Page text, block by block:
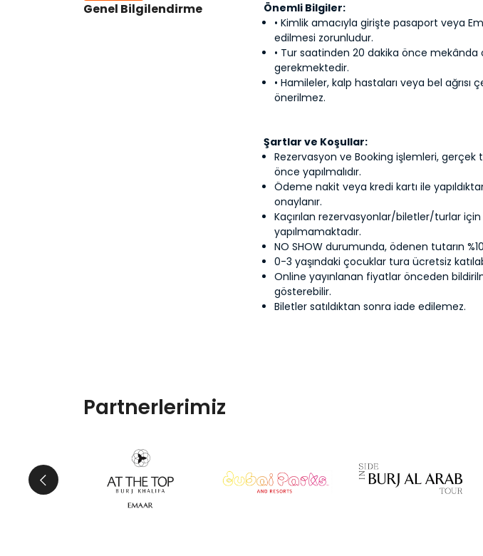
Genel Bilgilendirme
Önemli Bilgiler:
• Kimlik amacıyla girişte pasaport veya
edilmesi zorunludur.
• Tur saatinden 20 dakika önce mekânda
gerekmektedir.
• Hamileler, kalp hastaları veya bel ağrısı
önerilmez.
Şartlar ve Koşullar:
Rezervasyon ve Booking işlemleri,
önce yapılmalıdır.
Ödeme nakit veya kredi kartı ile
onaylanır.
Kaçırılan rezervasyonlar/biletler/turlar
yapılmamaktadır.
NO SHOW durumunda, ödenen tutarın
0-3 yaşındaki çocuklar tura ücretsiz
Online yayınlanan fiyatlar önceden
gösterebilir.
Biletler satıldıktan sonra iade edilemez.
Partnerlerimiz